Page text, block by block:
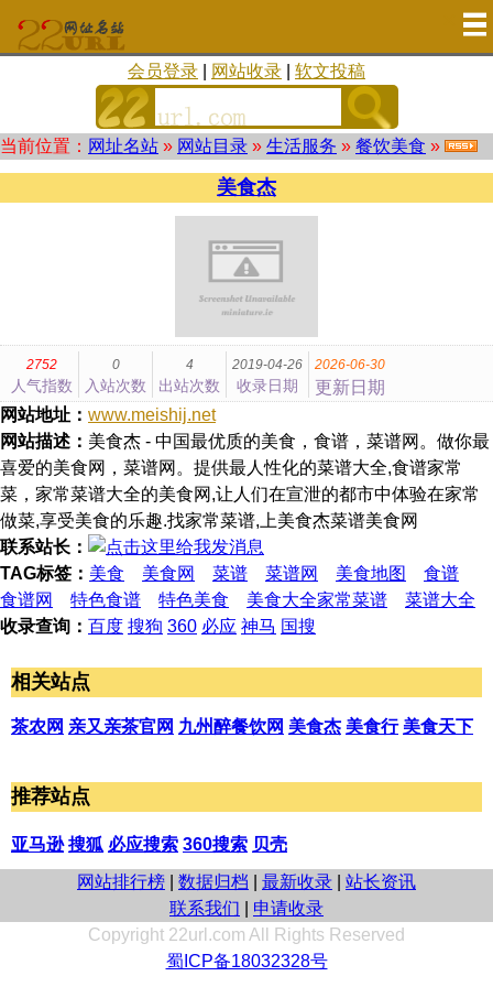
会员登录 网站收录 软文投稿
当前位置： 网址名站 » 网站目录 » 生活服务 » 餐饮美食 »
美食杰
2752
人气指数
0
入站次数
4
出站次数
2019-04-26
收录日期
2026-06-30
更新日期
网站地址： www.meishij.net
网站描述： 美食杰 - 中国最优质的美食，食谱，菜谱网。做你最
喜爱的美食网，菜谱网。提供最人性化的菜谱大全,食谱家常
菜，家常菜谱大全的美食网,让人们在宣泄的都市中体验在家常
做菜,享受美食的乐趣.找家常菜谱,上美食杰菜谱美食网
联系站长：
TAG标签： 美食 美食网 菜谱 菜谱网 美食地图
食谱
食谱网
特色食谱 特色美食 美食大全家常菜谱
菜谱大全
收录查询： 百度 搜狗 360 必应 神马 国搜
相关站点
茶农网 亲又亲茶官网 九州醉餐饮网 美食杰 美食行 美食天下
推荐站点
亚马逊 搜狐 必应搜索 360搜索 贝壳
网站排行榜
数据归档 最新收录
站长资讯
联系我们
申请收录
Copyright 22url.com All Rights Reserved
蜀ICP备18032328号